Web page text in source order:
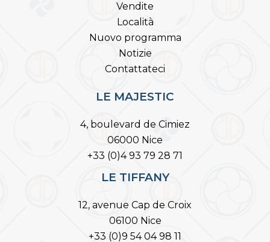
Vendite
Località
Nuovo programma
Notizie
Contattateci
LE MAJESTIC
4, boulevard de Cimiez
06000 Nice
+33 (0)4 93 79 28 71
LE TIFFANY
12, avenue Cap de Croix
06100 Nice
+33 (0)9 54 04 98 11